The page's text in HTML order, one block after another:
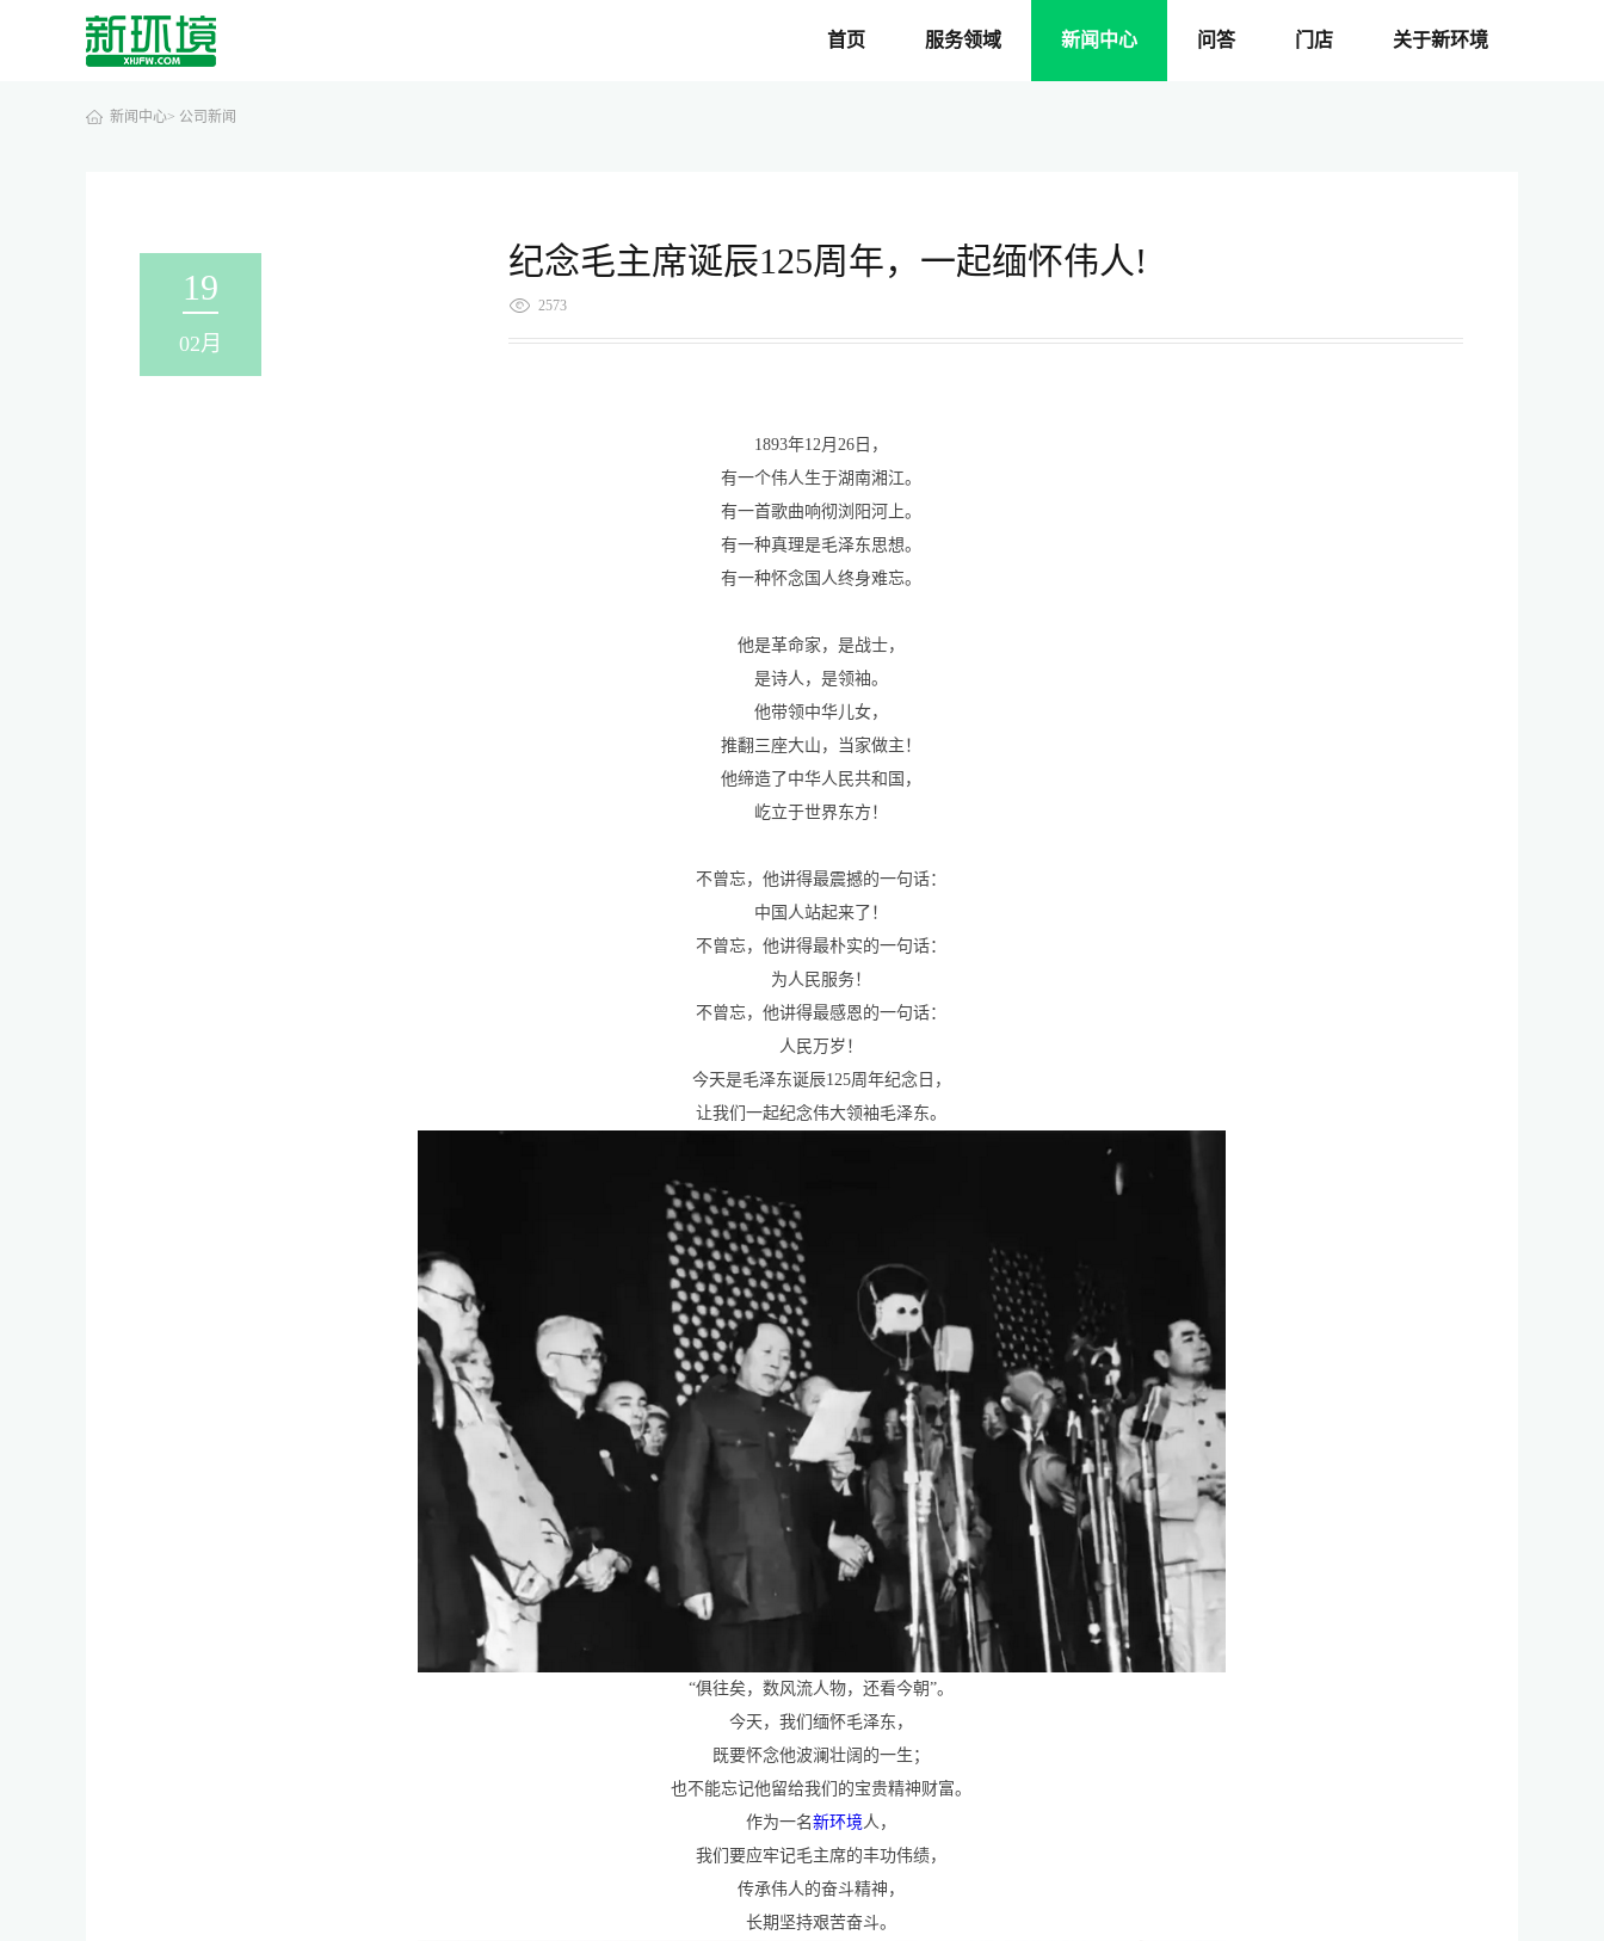
首页 服务领域 新闻中心 问答 门店 关于新环境
新闻中心> 公司新闻
19
02月
纪念毛主席诞辰125周年，一起缅怀伟人!
2573
1893年12月26日，
有一个伟人生于湖南湘江。
有一首歌曲响彻浏阳河上。
有一种真理是毛泽东思想。
有一种怀念国人终身难忘。
他是革命家，是战士，
是诗人，是领袖。
他带领中华儿女，
推翻三座大山，当家做主！
他缔造了中华人民共和国，
屹立于世界东方！
不曾忘，他讲得最震撼的一句话：
中国人站起来了！
不曾忘，他讲得最朴实的一句话：
为人民服务！
不曾忘，他讲得最感恩的一句话：
人民万岁！
今天是毛泽东诞辰125周年纪念日，
让我们一起纪念伟大领袖毛泽东。
“俱往矣，数风流人物，还看今朝”。
今天，我们缅怀毛泽东，
既要怀念他波澜壮阔的一生；
也不能忘记他留给我们的宝贵精神财富。
作为一名新环境人，
我们要应牢记毛主席的丰功伟绩，
传承伟人的奋斗精神，
长期坚持艰苦奋斗。